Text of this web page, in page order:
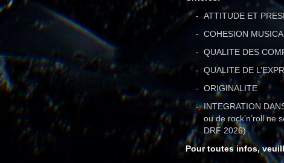
ATTITUDE ET
COHESION
QUALITE DES
QUALITE DE
ORIGINALITE
INTEGRATION
ou de rock’n’roll ne
DRF 2026)
Pour toutes infos,